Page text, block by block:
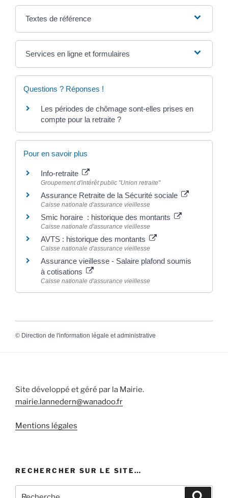
Textes de référence
Services en ligne et formulaires
Questions ? Réponses !
Les périodes de chômage sont-elles prises en
compte pour la retraite ?
Pour en savoir plus
Info-retraite
Groupement d'intérêt public "Union retraite"
Assurance Retraite de la Sécurité sociale
Caisse nationale d'assurance vieillesse
Smic horaire : historique des montants
Caisse nationale d'assurance vieillesse
AVTS : historique des montants
Caisse nationale d'assurance vieillesse
Assurance vieillesse - Salaire plafond soumis
à cotisations
Caisse nationale d'assurance vieillesse
© Direction de l'information légale et administrative
Site développé et géré par la Mairie.
mairie.lannedern@wanadoo.fr
Mentions légales
RECHERCHER SUR LE SITE…